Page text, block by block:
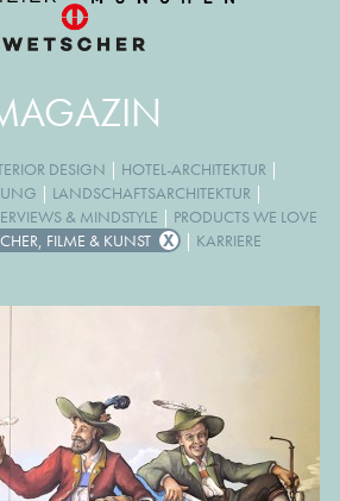
DESIGN | HOTEL-ARCHITEKTUR |
| LANDSCHAFTSARCHITEKTUR |
& MINDSTYLE | PRODUCTS WE LOVE
FILME & KUNST | KARRIERE